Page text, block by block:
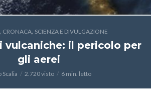
, CRONACA, SCIENZA E DIVULGAZIONE
vulcaniche: il pericolo per
gli aerei
Scalia 2.720 visto 6 min. letto